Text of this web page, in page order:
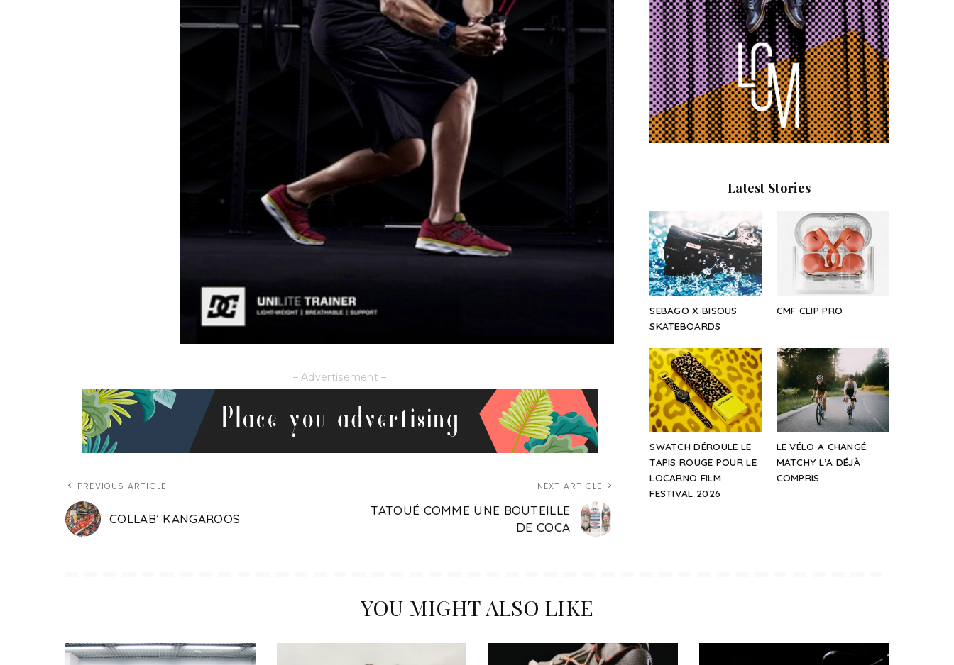
– Advertisement –
PREVIOUS ARTICLE
COLLAB’ KANGAROOS
NEXT ARTICLE
TATOUÉ COMME UNE BOUTEILLE
DE COCA
Latest Stories
SEBAGO X BISOUS
SKATEBOARDS
CMF CLIP PRO
SWATCH DÉROULE LE
TAPIS ROUGE POUR LE
LOCARNO FILM
FESTIVAL 2026
LE VÉLO A CHANGÉ.
MATCHY L’A DÉJÀ
COMPRIS
YOU MIGHT ALSO LIKE